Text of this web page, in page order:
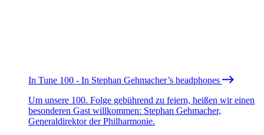
In Tune 100 - In Stephan Gehmacher’s headphones
Um unsere 100. Folge gebührend zu feiern, heißen wir einen
besonderen Gast willkommen: Stephan Gehmacher,
Generaldirektor der Philharmonie.